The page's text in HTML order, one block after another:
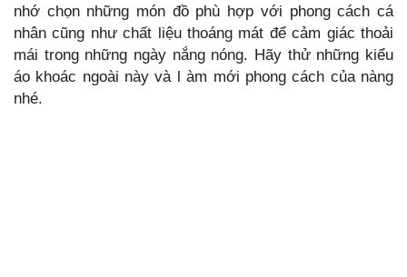
nhớ chọn những món đồ phù hợp với phong cách cá
nhân cũng như chất liệu thoáng mát để cảm giác thoải
mái trong những ngày nắng nóng. Hãy thử những kiểu
áo khoác ngoài này và l àm mới phong cách của nàng
nhé.